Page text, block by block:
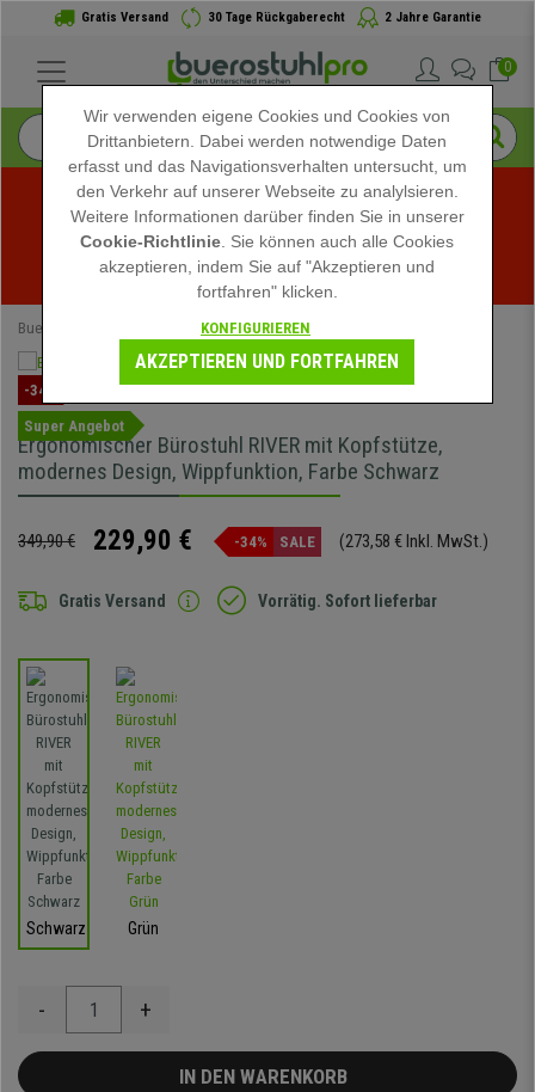
Gratis Versand 30 Tage Rückgaberecht 2 Jahre Garantie
0
Sommerschlussverkauf bei buerostuhlpro! Exklusive
Rabatte für kurze Zeit - Aktion ansehen -
Buerostuhlpro Ergonomische Bürostühle
-34%
Super Angebot
Ergonomischer Bürostuhl RIVER mit Kopfstütze,
modernes Design, Wippfunktion, Farbe Schwarz
349,90 € 229,90 € -34% SALE (273,58 € Inkl. MwSt.)
Gratis Versand Vorrätig. Sofort lieferbar
Schwarz Grün
- +
IN DEN WARENKORB
Wir verwenden eigene Cookies und Cookies von
Drittanbietern. Dabei werden notwendige Daten
erfasst und das Navigationsverhalten untersucht, um
den Verkehr auf unserer Webseite zu analylsieren.
Weitere Informationen darüber finden Sie in unserer
Cookie-Richtlinie . Sie können auch alle Cookies
akzeptieren, indem Sie auf "Akzeptieren und
fortfahren" klicken.
KONFIGURIEREN
AKZEPTIEREN UND FORTFAHREN